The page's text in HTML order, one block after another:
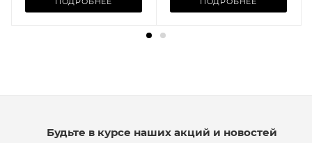
Будьте в курсе наших акций и новостей